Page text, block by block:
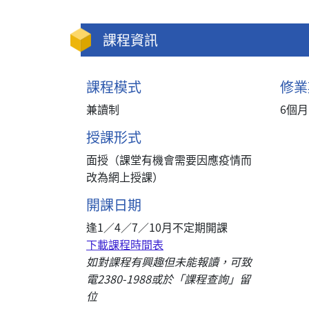
課程資訊
課程模式
兼讀制
授課形式
面授（課堂有機會需要因應疫情而
改為網上授課）
開課日期
逢1／4／7／10月不定期開課
下載課程時間表
如對課程有興趣但未能報讀，可致
電2380-1988或於「課程查詢」留
位
修
6個